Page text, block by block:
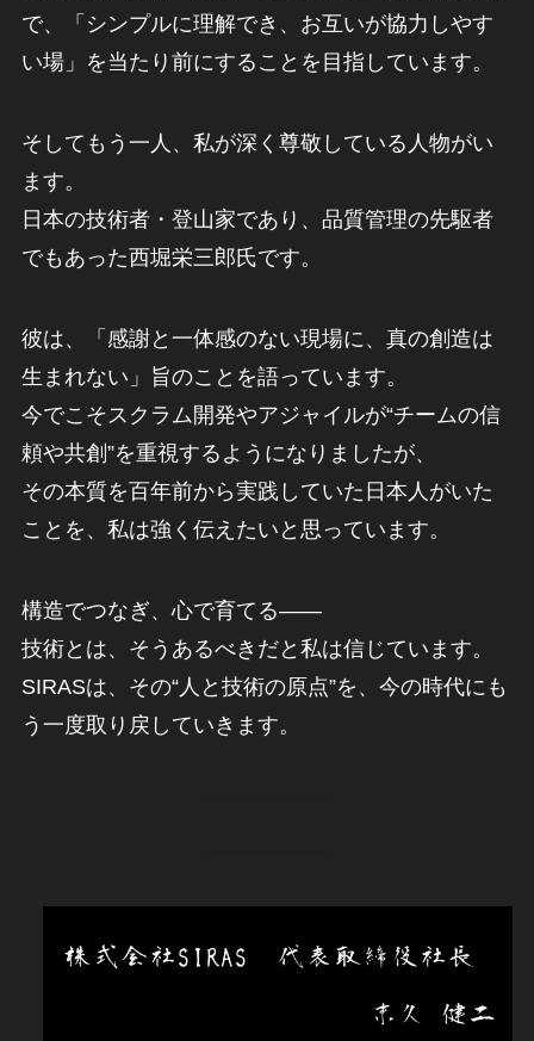
で、「シンプルに理解でき、お互いが協力しやす
い場」を当たり前にすることを目指しています。
そしてもう一人、私が深く尊敬している人物がい
ます。
日本の技術者・登山家であり、品質管理の先駆者
でもあった西堀栄三郎氏です。
彼は、「感謝と一体感のない現場に、真の創造は
生まれない」旨のことを語っています。
今でこそスクラム開発やアジャイルが“チームの信
頼や共創”を重視するようになりましたが、
その本質を百年前から実践していた日本人がいた
ことを、私は強く伝えたいと思っています。
構造でつなぎ、心で育てる――
技術とは、そうあるべきだと私は信じています。
SIRASは、その“人と技術の原点”を、今の時代にも
う一度取り戻していきます。